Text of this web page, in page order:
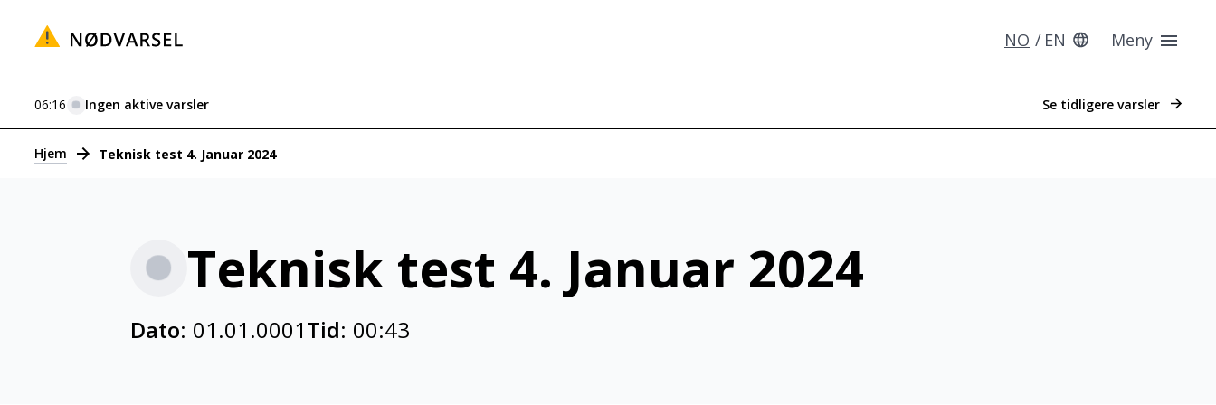
NO EN Meny
Varsler
06:16 Ingen aktive varsler Se tidligere varsler
Hjem Teknisk test 4. Januar 2024
Teknisk test 4. Januar 2024
Dato: 01.01.0001Tid: 00:43